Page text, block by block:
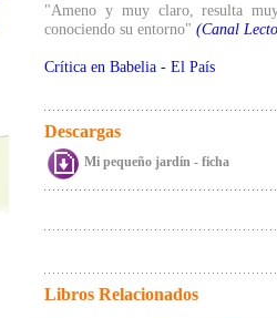
"Ameno y muy claro, resulta
conociendo su entorno" (Canal
Crítica en Babelia - El País
Descargas
Mi pequeño jardín - ficha
Libros Relacionados